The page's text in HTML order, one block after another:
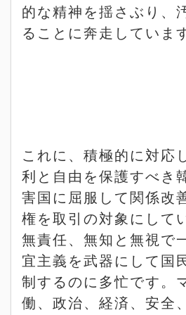
的な精神を揺さぶり、
ることに奔走していま
これに、積極的に対応
利と自由を保護すべき
害国に屈服して関係改
権を取引の対象にして
無責任、無知と無視で
宜主義を武器にして国
制するのに多忙です。
働、政治、経済、安全